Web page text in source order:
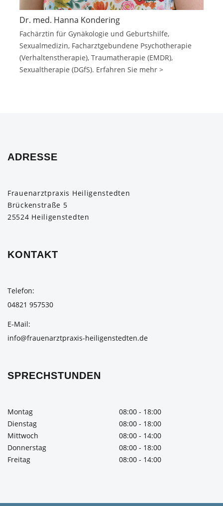
Dr. med. Hanna Kondering
Fachärztin für Gynäkologie und Geburtshilfe,
Sexualmedizin, Facharztgebundene Psychotherapie
(Verhaltenstherapie), Traumatherapie (EMDR),
Sexualtherapie (DGfS). Erfahren Sie mehr >
ADRESSE
Frauenarztpraxis Heiligenstedten
Brückenstraße 5
25524 Heiligenstedten
KONTAKT
Telefon
04821 957530
E-Mail
info@frauenarztpraxis-heiligenstedten.de
SPRECHSTUNDEN
Montag
08:00 - 18:00
Dienstag
08:00 - 18:00
Mittwoch
08:00 - 14:00
Donnerstag
08:00 - 18:00
Freitag
08:00 - 14:00